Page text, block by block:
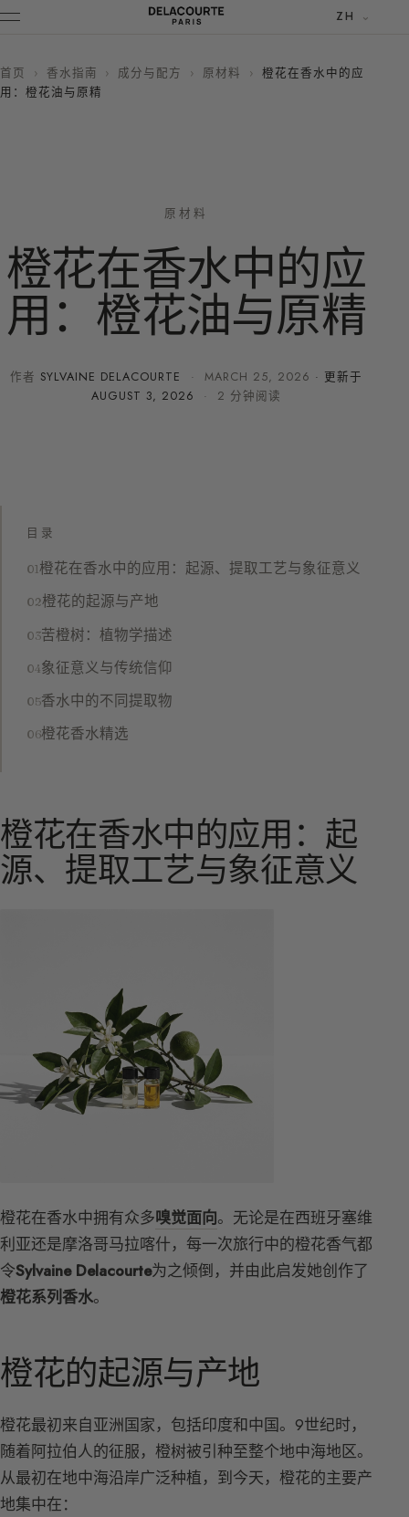
ZH
首页 › 香水指南 › 成分与配方 › 原材料 › 橙花在香水中的应
用：橙花油与原精
原材料
橙花在香水中的应
用：橙花油与原精
作者 SYLVAINE DELACOURTE · MARCH 25, 2026 · 更新于
AUGUST 3, 2026
· 2 分钟阅读
目录
橙花在香水中的应用：起源、提取工艺与象征意义
橙花的起源与产地
苦橙树：植物学描述
象征意义与传统信仰
香水中的不同提取物
橙花香水精选
橙花在香水中的应用：起
源、提取工艺与象征意义
橙花在香水中拥有众多嗅觉面向。无论是在西班牙塞维
利亚还是摩洛哥马拉喀什，每一次旅行中的橙花香气都
令Sylvaine Delacourte为之倾倒，并由此启发她创作了
橙花系列香水。
橙花的起源与产地
橙花最初来自亚洲国家，包括印度和中国。9世纪时，
随着阿拉伯人的征服，橙树被引种至整个地中海地区。
从最初在地中海沿岸广泛种植，到今天，橙花的主要产
地集中在：